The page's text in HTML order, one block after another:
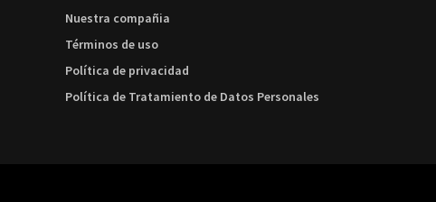
Nuestra compañia
Términos de uso
Política de privacidad
Política de Tratamiento de Datos Personales